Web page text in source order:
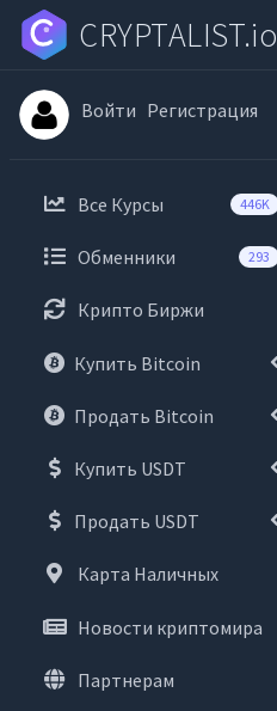
CRYPTALIST.io
Войти Регистрация
Все Курсы 446K
Обменники 293
Крипто Биржи
Купить Bitcoin
Продать Bitcoin
Купить USDT
Продать USDT
Карта Наличных
Новости криптомира
Партнерам